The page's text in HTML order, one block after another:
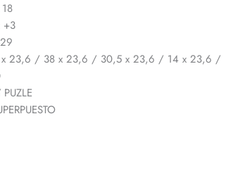
+3
x 23,6 / 38 x 23,6 / 30,5 x 23,6 / 14 x 23,6 /